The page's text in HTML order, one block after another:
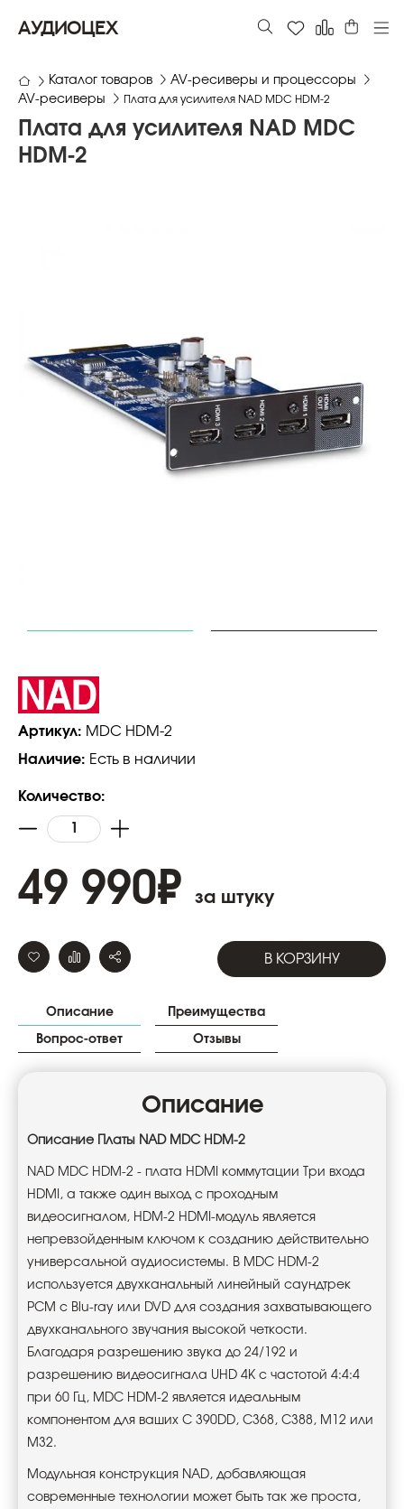
АУДИОЦЕХ
Каталог товаров
AV-ресиверы и процессоры
AV-ресиверы
Плата для усилителя NAD MDC HDM-2
Плата для усилителя NAD MDC
HDM-2
Артикул: MDC HDM-2
Наличие: Есть в наличии
Количество:
49 990₽ за штуку
В КОРЗИНУ
Описание Преимущества
Вопрос-ответ Отзывы
Описание
Описание Платы NAD MDC HDM-2
NAD MDC HDM-2 - плата HDMI коммутации Три входа
HDMI, а также один выход с проходным
видеосигналом, HDM-2 HDMI-модуль является
непревзойденным ключом к созданию действительно
универсальной аудиосистемы. В MDC HDM-2
используется двухканальный линейный саундтрек
PCM с Blu-ray или DVD для создания захватывающего
двухканального звучания высокой четкости.
Благодаря разрешению звука до 24/192 и
разрешению видеосигнала UHD 4K с частотой 4:4:4
при 60 Гц, MDC HDM-2 является идеальным
компонентом для ваших C 390DD, C368, C388, M12 или
M32.
Модульная конструкция NAD, добавляющая
современные технологии может быть так же проста,